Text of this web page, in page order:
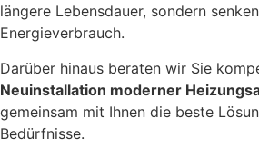
längere Lebensdauer, sondern
Energieverbrauch.
Darüber hinaus beraten wir Sie
Neuinstallation moderner
gemeinsam mit Ihnen die beste
Bedürfnisse.